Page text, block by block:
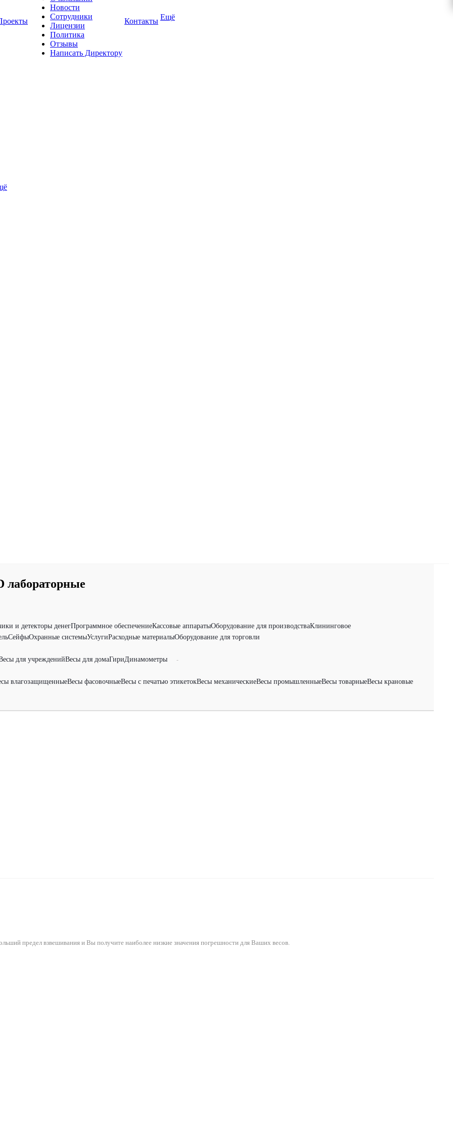
Новости
Сотрудники
Лицензии
Политика
Отзывы
Написать Директору
Контакты Ещё
лабораторные
и детекторы денегПрограммное обеспечениеКассовые аппаратыОборудование для производстваКлининговое
СейфыОхранные системыУслугиРасходные материалыОборудование для торговли
для учрежденийВесы для домаГириДинамометры
-
влагозащищенныеВесы фасовочныеВесы с печатью этикетокВесы механическиеВесы промышленныеВесы товарныеВесы крановые
предел взвешивания и Вы получите наиболее низкие значения погрешности для Ваших весов.